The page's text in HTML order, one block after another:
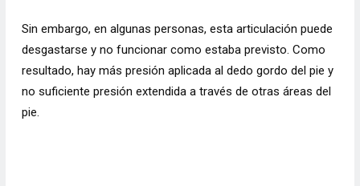
Sin embargo, en algunas personas, esta articulación puede
desgastarse y no funcionar como estaba previsto. Como
resultado, hay más presión aplicada al dedo gordo del pie y
no suficiente presión extendida a través de otras áreas del
pie.